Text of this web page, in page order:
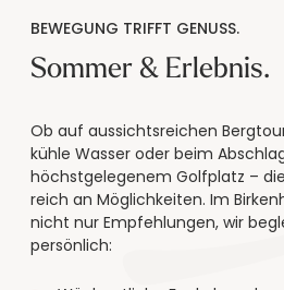
BEWEGUNG TRIFFT GENUSS.
Sommer & Erlebnis.
Ob auf aussichtsreichen
kühle Wasser oder beim
höchstgelegenem Golfplatz –
reich an Möglichkeiten. Im
nicht nur Empfehlungen, wir
persönlich: